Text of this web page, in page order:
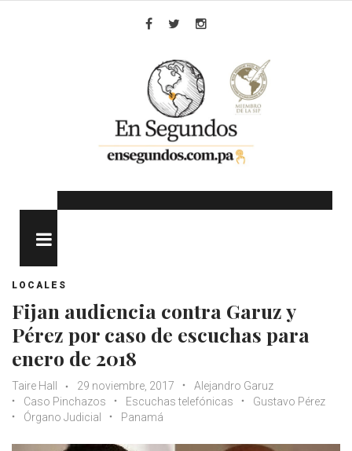
LOCALES
Fijan audiencia contra Garuz y
Pérez por caso de escuchas para
enero de 2018
Taire Hall 29 noviembre, 2017
Alejandro Garuz
Caso Pinchazos
Escuchas telefónicas
Gustavo Pérez
Órgano Judicial
Panamá